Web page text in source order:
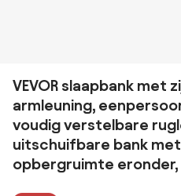
VEVOR slaapbank met
armleuning,
voudig verstelbare
uitschuifbare bank met
opbergruimte eronder,